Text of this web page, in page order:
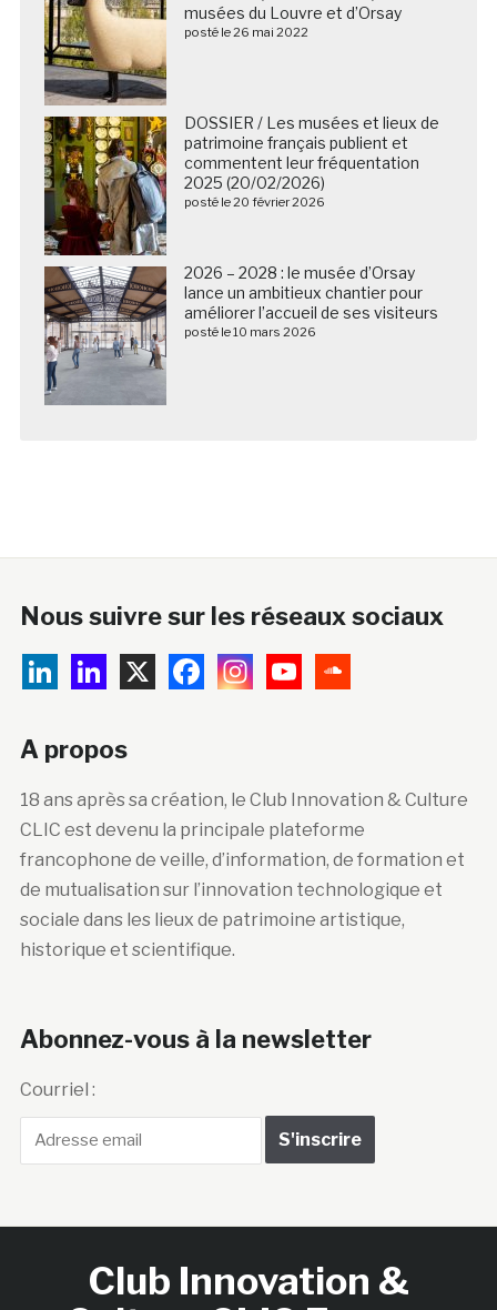
musées du Louvre et d’Orsay
posté le 26 mai 2022
DOSSIER / Les musées et lieux de
patrimoine français publient et
commentent leur fréquentation
2025 (20/02/2026)
posté le 20 février 2026
2026 – 2028 : le musée d’Orsay
lance un ambitieux chantier pour
améliorer l’accueil de ses visiteurs
posté le 10 mars 2026
Nous suivre sur les réseaux sociaux
A propos
18 ans après sa création, le Club Innovation & Culture
CLIC est devenu la principale plateforme
francophone de veille, d’information, de formation et
de mutualisation sur l’innovation technologique et
sociale dans les lieux de patrimoine artistique,
historique et scientifique.
Abonnez-vous à la newsletter
Courriel :
Club Innovation &